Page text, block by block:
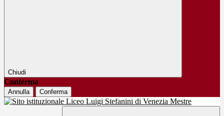
Chiudi
Conferma
Annulla Conferma